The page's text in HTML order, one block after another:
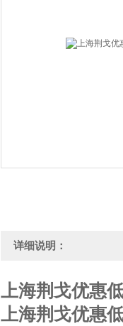
详细说明：
上海荆戈优惠
上海荆戈优惠